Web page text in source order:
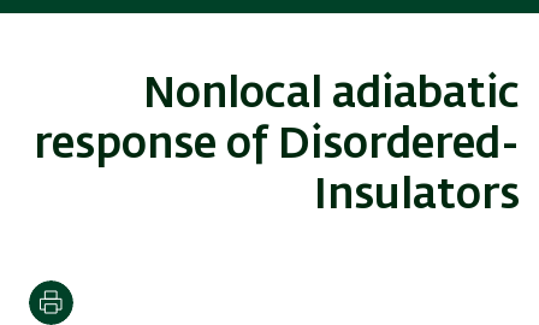
Nonlocal adiabatic
response of Disordered-
Insulators